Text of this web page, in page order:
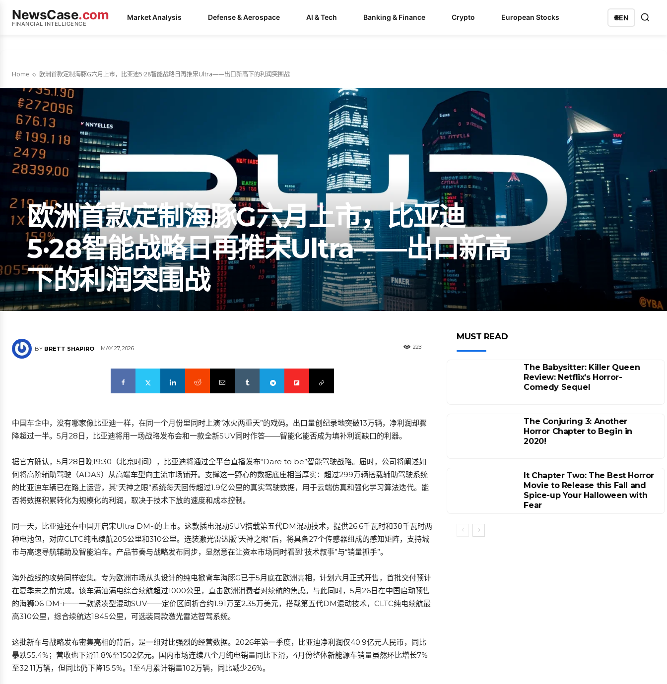
NewsCase.com
FINANCIAL INTELLIGENCE
Market Analysis Defense & Aerospace AI & Tech Banking & Finance Crypto European Stocks 🌐EN
Home 欧洲首款定制海豚G六月上市，比亚迪5·28智能战略日再推宋Ultra——出口新高下的利润突围战
欧洲首款定制海豚G六月上市，比亚迪
5·28智能战略日再推宋Ultra——出口新高
下的利润突围战
BY BRETT SHAPIRO MAY 27, 2026 223
中国车企中，没有哪家像比亚迪一样，在同一个月份里同时上演“冰火两重天”的戏码。出口量创纪录地突破13万辆，净利润却骤
降超过一半。5月28日，比亚迪将用一场战略发布会和一款全新SUV同时作答——智能化能否成为填补利润缺口的利器。
据官方确认，5月28日晚19:30（北京时间），比亚迪将通过全平台直播发布“Dare to be”智能驾驶战略。届时，公司将阐述如
何将高阶辅助驾驶（ADAS）从高端车型向主流市场铺开。支撑这一野心的数据底座相当厚实：超过299万辆搭载辅助驾驶系统
的比亚迪车辆已在路上运营，其“天神之眼”系统每天回传超过1.9亿公里的真实驾驶数据，用于云端仿真和强化学习算法迭代。能
否将数据积累转化为规模化的利润，取决于技术下放的速度和成本控制。
同一天，比亚迪还在中国开启宋Ultra DM-i的上市。这款插电混动SUV搭载第五代DM混动技术，提供26.6千瓦时和38千瓦时两
种电池包，对应CLTC纯电续航205公里和310公里。选装激光雷达版“天神之眼”后，将具备27个传感器组成的感知矩阵，支持城
市与高速导航辅助及智能泊车。产品节奏与战略发布同步，显然意在让资本市场同时看到“技术叙事”与“销量抓手”。
海外战线的攻势同样密集。专为欧洲市场从头设计的纯电掀背车海豚G已于5月底在欧洲亮相，计划六月正式开售，首批交付预计
在夏季末之前完成。该车满油满电综合续航超过1000公里，直击欧洲消费者对续航的焦虑。与此同时，5月26日在中国启动预售
的海狮06 DM-i——一款紧凑型混动SUV——定价区间折合约1.91万至2.35万美元，搭载第五代DM混动技术，CLTC纯电续航最
高310公里，综合续航达1845公里，可选装同款激光雷达智驾系统。
这批新车与战略发布密集亮相的背后，是一组对比强烈的经营数据。2026年第一季度，比亚迪净利润仅40.9亿元人民币，同比
暴跌55.4%；营收也下滑11.8%至1502亿元。国内市场连续八个月纯电销量同比下滑，4月份整体新能源车销量虽然环比增长7%
至32.11万辆，但同比仍下降15.5%。1至4月累计销量102万辆，同比减少26%。
MUST READ
The Babysitter: Killer Queen
Review: Netflix’s Horror-
Comedy Sequel
The Conjuring 3: Another
Horror Chapter to Begin in
2020!
It Chapter Two: The Best Horror
Movie to Release this Fall and
Spice-up Your Halloween with
Fear